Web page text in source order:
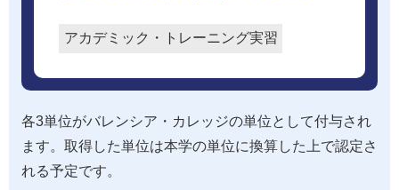
アカデミック・トレーニング実習
各3単位がバレンシア・カレッジの単位として付与され
ます。取得した単位は本学の単位に換算した上で認定さ
れる予定です。